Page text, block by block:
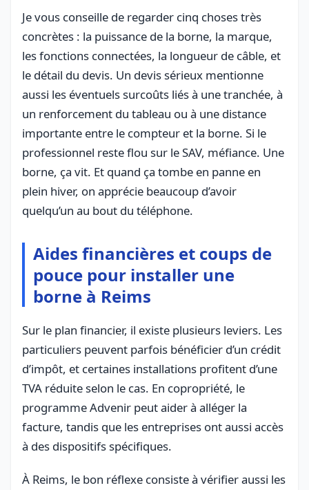
Je vous conseille de regarder cinq choses très
concrètes : la puissance de la borne, la marque,
les fonctions connectées, la longueur de câble, et
le détail du devis. Un devis sérieux mentionne
aussi les éventuels surcoûts liés à une tranchée, à
un renforcement du tableau ou à une distance
importante entre le compteur et la borne. Si le
professionnel reste flou sur le SAV, méfiance. Une
borne, ça vit. Et quand ça tombe en panne en
plein hiver, on apprécie beaucoup d’avoir
quelqu’un au bout du téléphone.
Aides financières et coups de
pouce pour installer une
borne à Reims
Sur le plan financier, il existe plusieurs leviers. Les
particuliers peuvent parfois bénéficier d’un crédit
d’impôt, et certaines installations profitent d’une
TVA réduite selon le cas. En copropriété, le
programme Advenir peut aider à alléger la
facture, tandis que les entreprises ont aussi accès
à des dispositifs spécifiques.
À Reims, le bon réflexe consiste à vérifier aussi les